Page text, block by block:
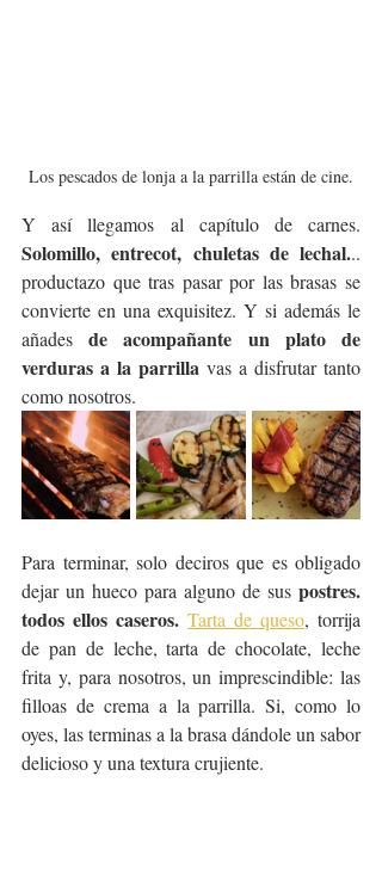
Los pescados de lonja a la parrilla están de cine.
Solomillo, entrecot, chuletas de lechal...
productazo que tras pasar por las brasas se
convierte en una exquisitez. Y si además le
añades de acompañante un plato de
verduras a la parrilla vas a disfrutar tanto
como nosotros.
Para terminar, solo deciros que es obligado
dejar un hueco para alguno de sus postres.
todos ellos caseros. Tarta de queso, torrija
de pan de leche, tarta de chocolate, leche
frita y, para nosotros, un imprescindible: las
filloas de crema a la parrilla. Si, como lo
oyes, las terminas a la brasa dándole un sabor
delicioso y una textura crujiente.